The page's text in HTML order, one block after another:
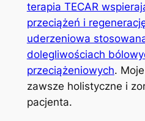
terapia TECAR
przeciążeń i
uderzeniowa
dolegliwościach
przeciążeniowych.
zawsze holistyczne i
pacjenta.